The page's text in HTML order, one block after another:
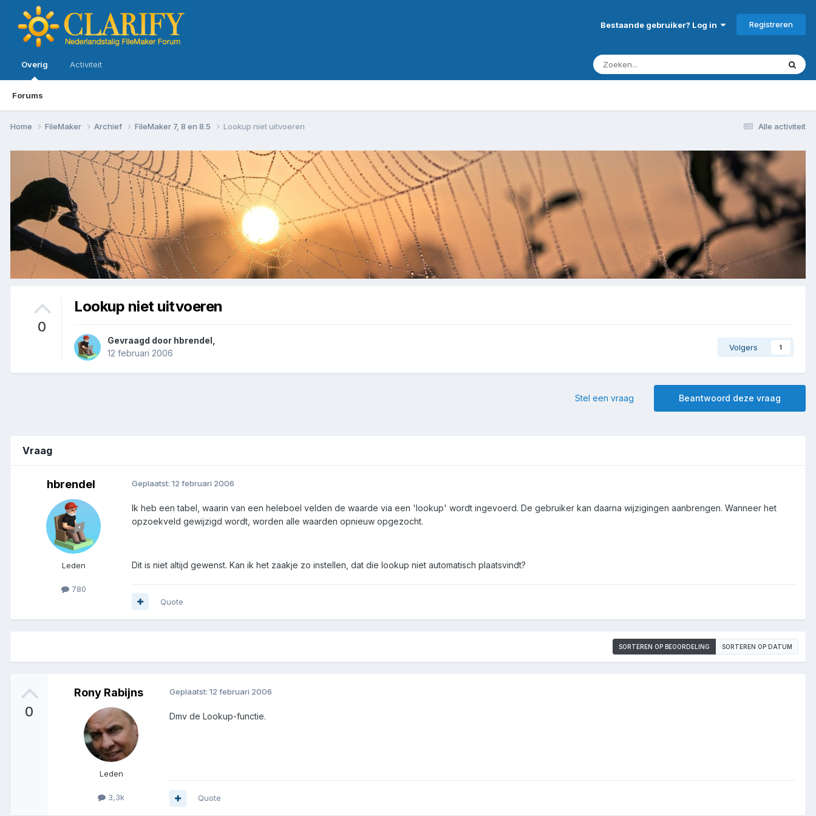
Bestaande gebruiker? Log in Registreren
Overig
Forums
Activiteit
Alle activiteit
Home FileMaker Archief FileMaker 7, 8 en 8.5 Lookup niet uitvoeren
0
Lookup niet uitvoeren
Gevraagd door hbrendel
12 februari 2006
Volgers 1
Beantwoord deze vraag
Stel een vraag
Vraag
hbrendel
Leden
780
Geplaatst: 12 februari 2006
Ik heb een tabel, waarin van een heleboel velden de waarde via een 'lookup' wordt ingevoerd. De gebruiker kan daarna wijzigingen aanbrengen. Wanneer het
opzoekveld gewijzigd wordt, worden alle waarden opnieuw opgezocht.
Dit is niet altijd gewenst. Kan ik het zaakje zo instellen, dat die lookup niet automatisch plaatsvindt?
Quote
SORTEREN OP BEOORDELING SORTEREN OP DATUM
0
Rony Rabijns
Leden
3,3k
Geplaatst: 12 februari 2006
Dmv de Lookup-functie.
Quote